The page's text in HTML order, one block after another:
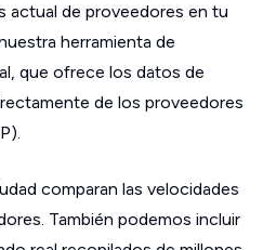
actual de proveedores en tu
herramienta de
que ofrece los datos de
de los proveedores
comparan las velocidades
También podemos incluir